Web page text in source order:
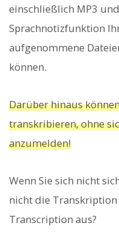
einschließlich MP3
Sprachnotizfunktion
aufgenommene
können.
Darüber hinaus
transkribieren, ohne
anzumelden!
Wenn Sie sich nicht
nicht die
Transcription aus?